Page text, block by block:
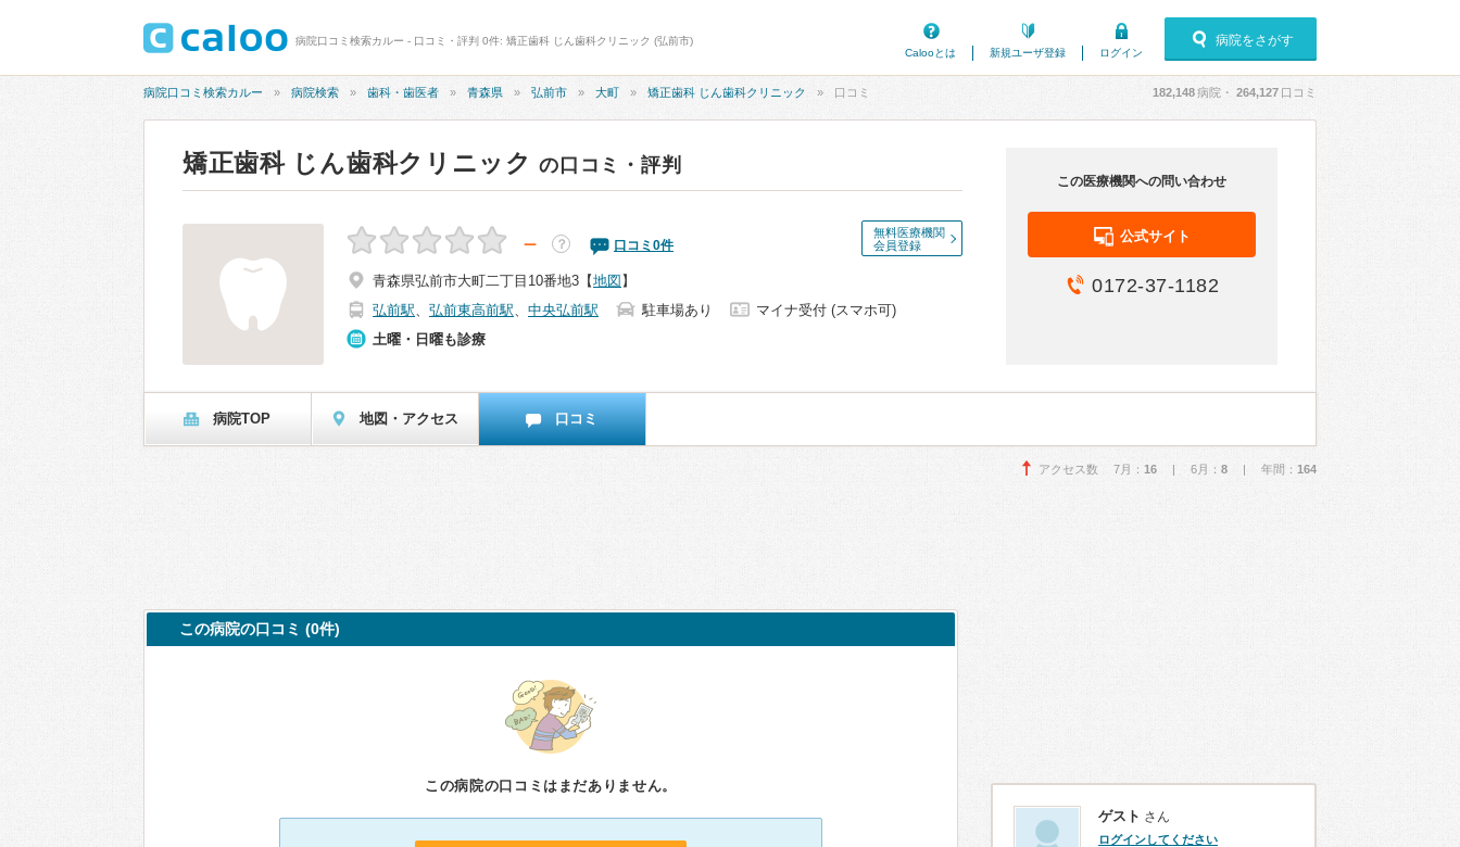
病院口コミ検索カルー - 口コミ・評判 0件: 矯正歯科 じん歯科クリニック (弘前市)
Calooとは
新規ユーザ登録 ログイン
病院をさがす
病院口コミ検索カルー 病院検索 歯科・歯医者 青森県 弘前市 大町 矯正歯科 じん歯科クリニック 口コミ 182,148病院・ 264,127 口コミ
矯正歯科 じん歯科クリニック の口コミ・評判
無料医療機関
会員登録
－ ？ 口コミ 0件
青森県弘前市大町二丁目10番地3 【地図 】
弘前駅、 弘前東高前駅、 中央弘前駅 駐車場あり
マイナ受付 (スマホ可)
土曜・日曜も診療
この医療機関への問い合わせ
公式サイト
0172-37-1182
病院TOP 地図・アクセス 口コミ
アクセス数 7月： 16 | 6月： 8 | 年間： 164
この病院の口コミ (0件)
この病院の口コミはまだありません。
ゲスト さん
ログインしてください